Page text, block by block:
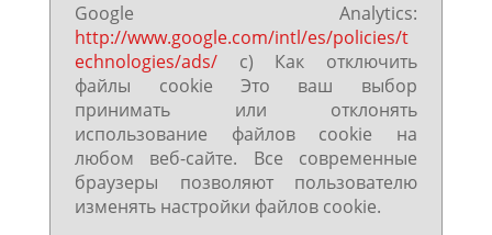
Google Analytics:
http://www.google.com/intl/es/policies/t
echnologies/ads/ c) Как отключить
файлы cookie Это ваш выбор
принимать или отклонять
использование файлов cookie на
любом веб-сайте. Все современные
браузеры позволяют пользователю
изменять настройки файлов cookie.